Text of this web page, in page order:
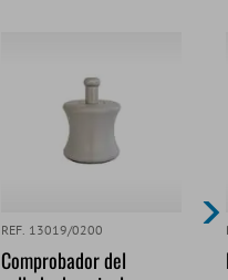
REF. 13019/0200
Comprobador del